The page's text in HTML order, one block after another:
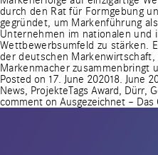
durch den Rat für Formgebung
gegründet, um Markenführung
Unternehmen im nationalen und
Wettbewerbsumfeld zu stärken.
der deutschen
Markenmacher zusammenbringt
Posted on 17. June 202018. June
News, ProjekteTags Award, Dürr,
comment on Ausgezeichnet –